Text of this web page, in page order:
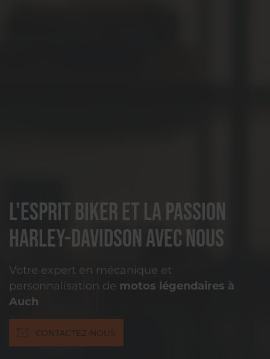
L'esprit biker et la passion
Harley-Davidson avec nous
Votre expert en mécanique et
personnalisation de motos légendaires à
Auch
CONTACTEZ-NOUS